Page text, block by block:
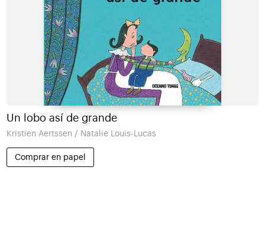
Un lobo así de grande
Kristien Aertssen / Natalie Louis-Lucas
Comprar en papel